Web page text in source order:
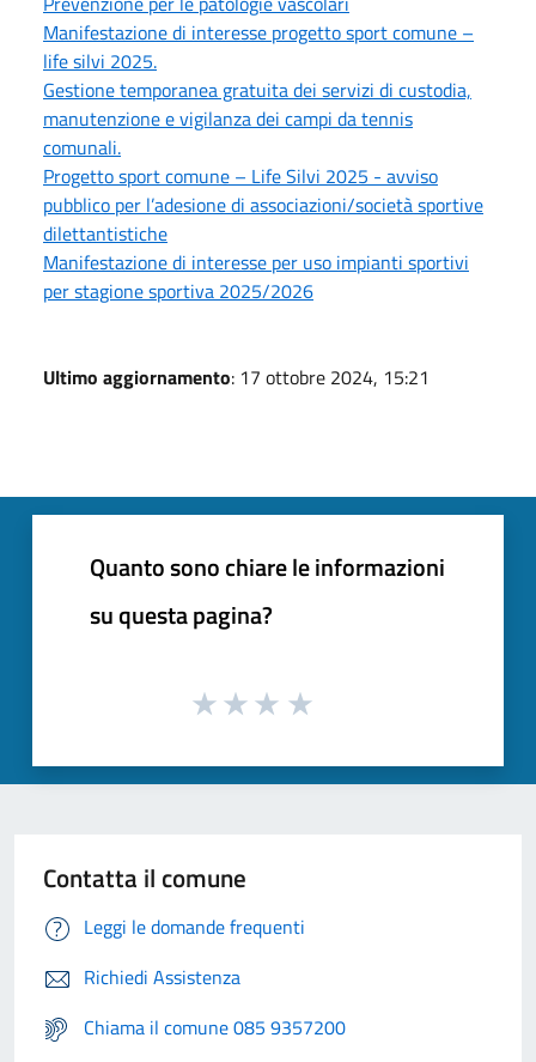
Manifestazione di interesse progetto sport comune –
life silvi 2025.
Gestione temporanea gratuita dei servizi di custodia,
manutenzione e vigilanza dei campi da tennis
comunali.
Progetto sport comune – Life Silvi 2025 - avviso
pubblico per l’adesione di associazioni/società sportive
dilettantistiche
Manifestazione di interesse per uso impianti sportivi
per stagione sportiva 2025/2026
Ultimo aggiornamento: 17 ottobre 2024, 15:21
Quanto sono chiare le informazioni
su questa pagina?
Contatta il comune
Leggi le domande frequenti
Richiedi Assistenza
Chiama il comune 085 9357200